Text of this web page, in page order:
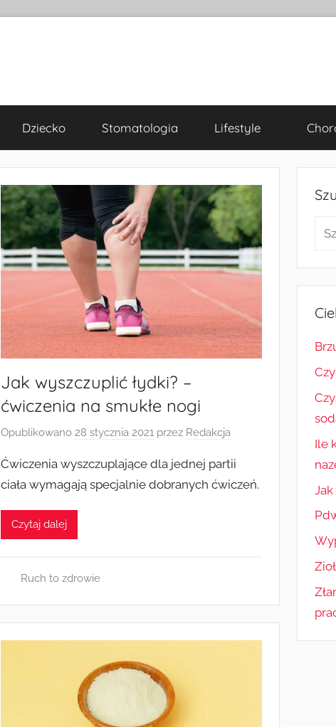
Dziecko Stomatologia Lifestyle
Jak wyszczuplić łydki? –
ćwiczenia na smukłe nogi
Opublikowano 28 stycznia 2021 przez Redakcja
Ćwiczenia wyszczuplające dla jednej partii
ciała wymagają specjalnie dobranych ćwiczeń.
Czytaj dalej
Ruch to zdrowie
Ile